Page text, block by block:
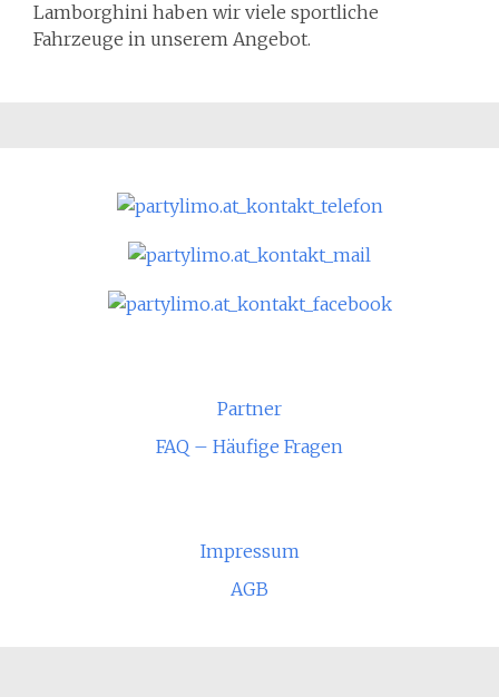
Lamborghini haben wir viele sportliche
Fahrzeuge in unserem Angebot.
Partner
FAQ – Häufige Fragen
Impressum
AGB